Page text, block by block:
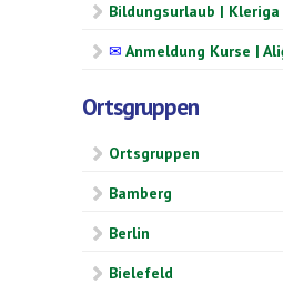
Bildungsurlaub |
✉ Anmeldung Kurse |
Ortsgruppen
Ortsgruppen
Bamberg
Berlin
Bielefeld